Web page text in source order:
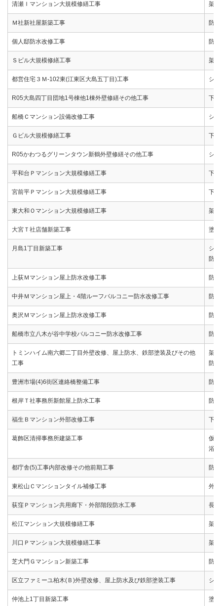
清瀬Ｉマンション大規模修繕工事 架
Ｍ社新社屋新築工事 防
個人邸防水改修工事 防
Ｓビル大規模修繕工事 架
都営住宅３Ｍ-102東(江東区大島五丁目)工事 シ
R05大島四丁目団地1号棟他1棟外壁修繕その他工事 下
船橋Ｃマンション設備改修工事 シ
Ｇビル大規模修繕工事 下
R05かわつるグリーンタウン新鶴外壁修繕その他工事 シ
平和台Ｐマンション大規模修繕工事 下
宮前平Ｐマンション大規模修繕工事 下
東大和Ｏマンション大規模修繕工事 架
大宮Ｔ社店舗新築工事 塗装
月島1丁目新築工事
シ
防
上荻Ｍマンション屋上防水改修工事 防
中井Ｍマンション屋上・4階ルーフバルコニー防水改修工事 防
奥沢Ｍマンション屋上防水改修工事 防
船橋市立八木が谷中学校バルコニー防水改修工事 防
トミンハイム南六郷二丁目外壁改修、屋上防水、鉄部塗装及びその他
工事
架
防
豊洲市場(4)6街区連絡橋整備工事 防
根岸Ｔ社事務所新館屋上防水工事 防
福生Ｂマンション外部改修工事 下
葛飾区清掃事務所建築工事
仮
浴
都庁舎(5)工事内部改修その他前期工事 防
東松山Ｃマンションタイル補修工事 外
荻窪Ｐマンション共用廊下・外部階段防水工事 長
松江マンション大規模修繕工事 架
川口Ｐマンション大規模修繕工事 架
芝大門Ｇマンション新築工事 防
区立ファミーユ柏木(Ｂ)外壁改修、屋上防水及び鉄部塗装工事 シ
仲池上1丁目新築工事 塗装